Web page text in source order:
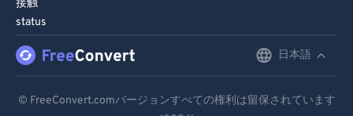
接触
status
日本語
© FreeConvert.comバージョンすべての権利は留保されています